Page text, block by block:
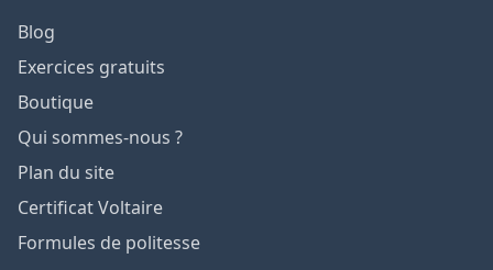
Blog
Exercices gratuits
Boutique
Qui sommes-nous ?
Plan du site
Certificat Voltaire
Formules de politesse